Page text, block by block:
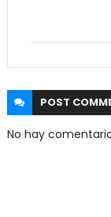
POST
No hay